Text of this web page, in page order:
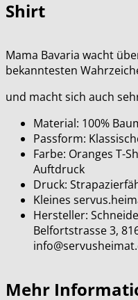
Shirt
Mama Bavaria wacht
bekanntesten
und macht sich auch
Material: 100%
Passform:
Farbe: Oranges T-
Auftdruck
Druck:
Kleines
Hersteller:
Belfortstrasse 3,
Mehr